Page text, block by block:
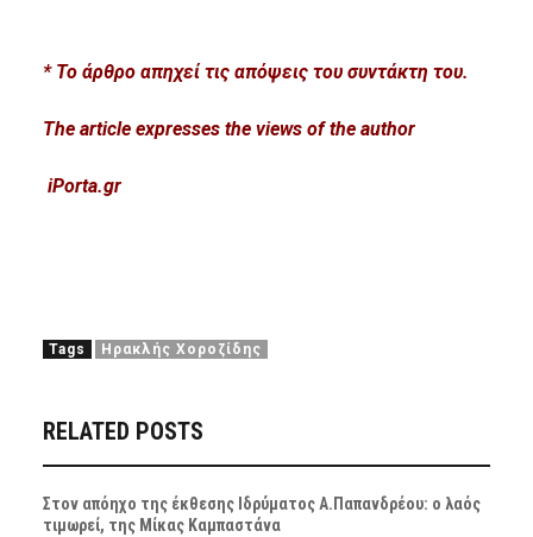
* Τοάρθρο απηχεί τις απόψεις του συντάκτη του.
The article expresses the views of the author
iPorta.gr
Tags Ηρακλής Χοροζίδης
RELATED POSTS
Στον απόηχο της έκθεσης Ιδρύματος Α.Παπανδρέου: ο λαός
τιμωρεί, της Μίκας Καμπαστάνα